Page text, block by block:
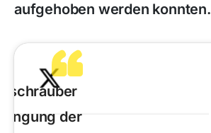
aufgehoben werden konnten.
der